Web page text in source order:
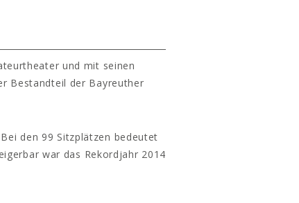
und mit seinen
Bestandteil der Bayreuther
den 99 Sitzplätzen bedeutet
war das Rekordjahr 2014